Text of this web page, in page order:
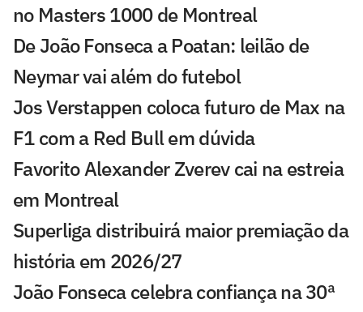
no Masters 1000 de Montreal
De João Fonseca a Poatan: leilão de
Neymar vai além do futebol
Jos Verstappen coloca futuro de Max na
F1 com a Red Bull em dúvida
Favorito Alexander Zverev cai na estreia
em Montreal
Superliga distribuirá maior premiação da
história em 2026/27
João Fonseca celebra confiança na 30ª